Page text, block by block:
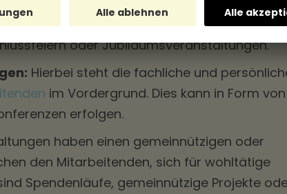
dazu, Erfolge zu feiern und den
entgegenzubringen. Beispiele sind
oder Jubiläumsveranstaltungen.
Hierbei steht die fachliche und
im Vordergrund. Dies kann in Form von
erfolgen.
haben einen gemeinnützigen oder
den Mitarbeitenden, sich für wohltätige
Spendenläufe, gemeinnützige Projekte